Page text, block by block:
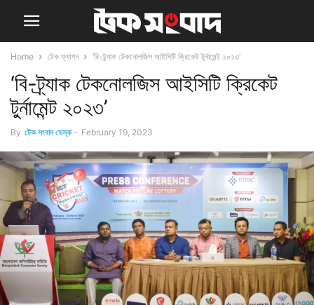
Home টেক ফ্যাশন ‘বি-ট্র্যাক টেকনোলজিস আইসিটি ক্রিকেট টুর্নামেন্ট ২০২৩’
‘বি-ট্র্যাক টেকনোলজিস আইসিটি ক্রিকেট
টুর্নামেন্ট ২০২৩’
By টেক সংবাদ ডেস্ক - February 19, 2023